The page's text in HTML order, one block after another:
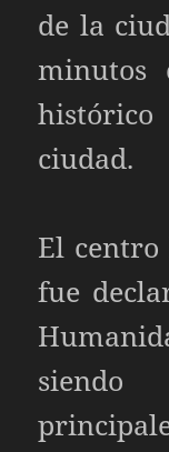
de la
minutos
ciudad.
El
fue